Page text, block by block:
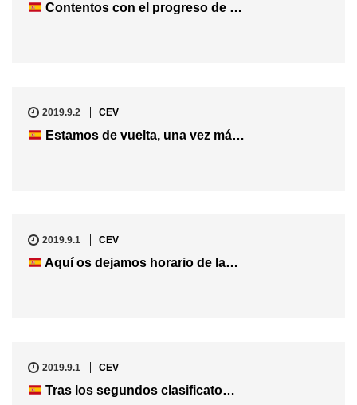
Contentos con el progreso de …
2019.9.2 CEV
Estamos de vuelta, una vez má…
2019.9.1 CEV
Aquí os dejamos horario de la…
2019.9.1 CEV
Tras los segundos clasificato…